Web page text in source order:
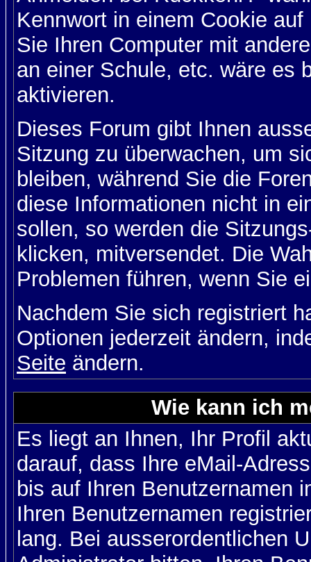
Kennwort in einem Cookie
Sie Ihren Computer mit
an einer Schule, etc. wäre es
aktivieren.
Dieses Forum gibt Ihnen
Sitzung zu überwachen, um
bleiben, während Sie die
diese Informationen nicht in
sollen, so werden die
klicken, mitversendet. Die
Problemen führen, wenn Sie
Nachdem Sie sich registriert
Optionen jederzeit ändern,
Seite ändern.
Wie kann ich
Es liegt an Ihnen, Ihr Profil
darauf, dass Ihre eMail-
bis auf Ihren Benutzernamen
Ihren Benutzernamen
lang. Bei ausserordentlichen